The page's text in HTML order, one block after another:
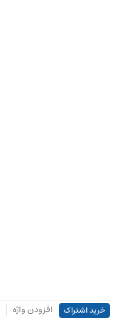
خرید اشتراک افزودن واژه